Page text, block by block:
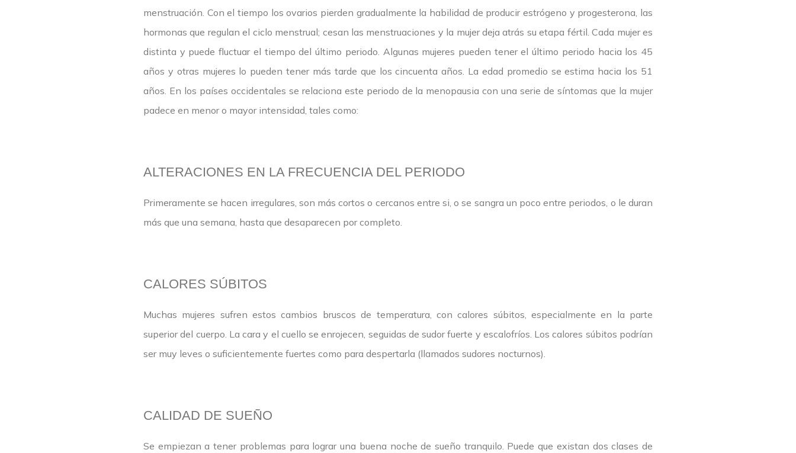
menstruación. Con el tiempo los ovarios pierden gradualmente la habilidad de producir estrógeno y progesterona, las
hormonas que regulan el ciclo menstrual; cesan las menstruaciones y la mujer deja atrás su etapa fértil. Cada mujer es
distinta y puede fluctuar el tiempo del último periodo. Algunas mujeres pueden tener el último periodo hacia los 45
años y otras mujeres lo pueden tener más tarde que los cincuenta años. La edad promedio se estima hacia los 51
años. En los países occidentales se relaciona este periodo de la menopausia con una serie de síntomas que la mujer
padece en menor o mayor intensidad, tales como:
ALTERACIONES EN LA FRECUENCIA DEL PERIODO
Primeramente se hacen irregulares, son más cortos o cercanos entre si, o se sangra un poco entre periodos, o le duran
más que una semana, hasta que desaparecen por completo.
CALORES SÚBITOS
Muchas mujeres sufren estos cambios bruscos de temperatura, con calores súbitos, especialmente en la parte
superior del cuerpo. La cara y el cuello se enrojecen, seguidas de sudor fuerte y escalofríos. Los calores súbitos podrían
ser muy leves o suficientemente fuertes como para despertarla (llamados sudores nocturnos).
CALIDAD DE SUEÑO
Se empiezan a tener problemas para lograr una buena noche de sueño tranquilo. Puede que existan dos clases de